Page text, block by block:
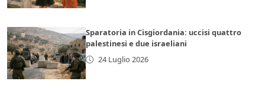
Sparatoria in Cisgiordania: uccisi quattro
palestinesi e due israeliani
24 Luglio 2026